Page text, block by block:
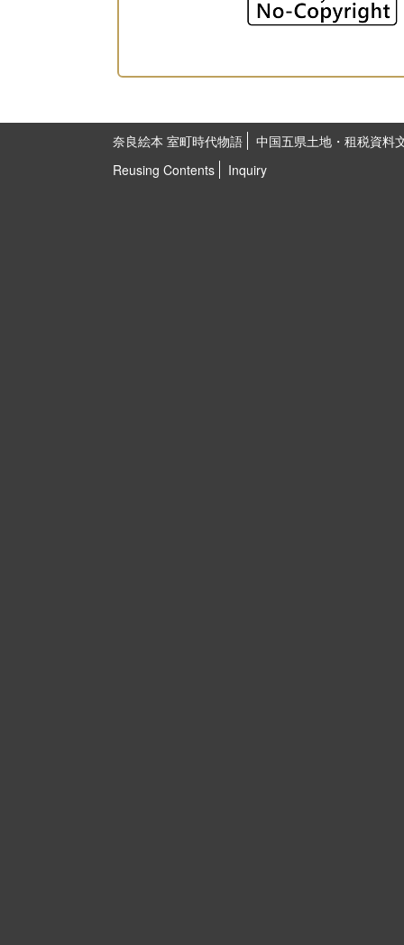
奈良絵本 室町時代物語
中国五県土地・租税資料
Reusing Contents
Inquiry